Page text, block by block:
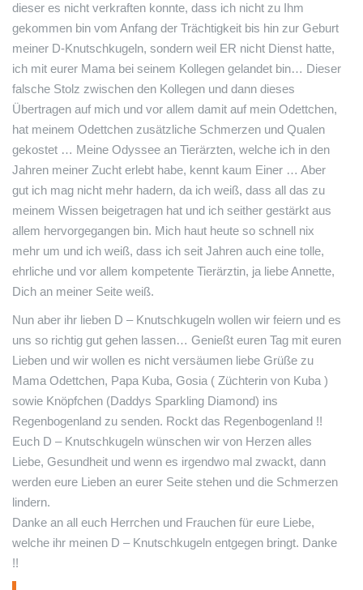
dieser es nicht verkraften konnte, dass ich nicht zu Ihm
gekommen bin vom Anfang der Trächtigkeit bis hin zur Geburt
meiner D-Knutschkugeln, sondern weil ER nicht Dienst hatte,
ich mit eurer Mama bei seinem Kollegen gelandet bin… Dieser
falsche Stolz zwischen den Kollegen und dann dieses
Übertragen auf mich und vor allem damit auf mein Odettchen,
hat meinem Odettchen zusätzliche Schmerzen und Qualen
gekostet … Meine Odyssee an Tierärzten, welche ich in den
Jahren meiner Zucht erlebt habe, kennt kaum Einer … Aber
gut ich mag nicht mehr hadern, da ich weiß, dass all das zu
meinem Wissen beigetragen hat und ich seither gestärkt aus
allem hervorgegangen bin. Mich haut heute so schnell nix
mehr um und ich weiß, dass ich seit Jahren auch eine tolle,
ehrliche und vor allem kompetente Tierärztin, ja liebe Annette,
Dich an meiner Seite weiß.
Nun aber ihr lieben D – Knutschkugeln wollen wir feiern und es
uns so richtig gut gehen lassen… Genießt euren Tag mit euren
Lieben und wir wollen es nicht versäumen liebe Grüße zu
Mama Odettchen, Papa Kuba, Gosia ( Züchterin von Kuba )
sowie Knöpfchen (Daddys Sparkling Diamond) ins
Regenbogenland zu senden. Rockt das Regenbogenland !!
Euch D – Knutschkugeln wünschen wir von Herzen alles
Liebe, Gesundheit und wenn es irgendwo mal zwackt, dann
werden eure Lieben an eurer Seite stehen und die Schmerzen
lindern.
Danke an all euch Herrchen und Frauchen für eure Liebe,
welche ihr meinen D – Knutschkugeln entgegen bringt. Danke
!!